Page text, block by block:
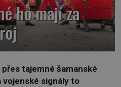
ho mají za
tajemné šamanské
vojenské signály to